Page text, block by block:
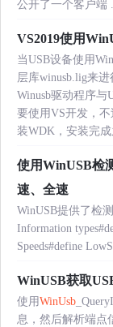
公开了一个客户端
VS2019使用
当USB设备使用
层库winusb.lig来
Winusb驱动程序与
要使用VS开发，
装WDK，安装完
使用WinUSB检
速、全速
WinUSB提供了检
Information
Speeds#define
WinUSB获取
使用WinUsb
息，然后解析端点